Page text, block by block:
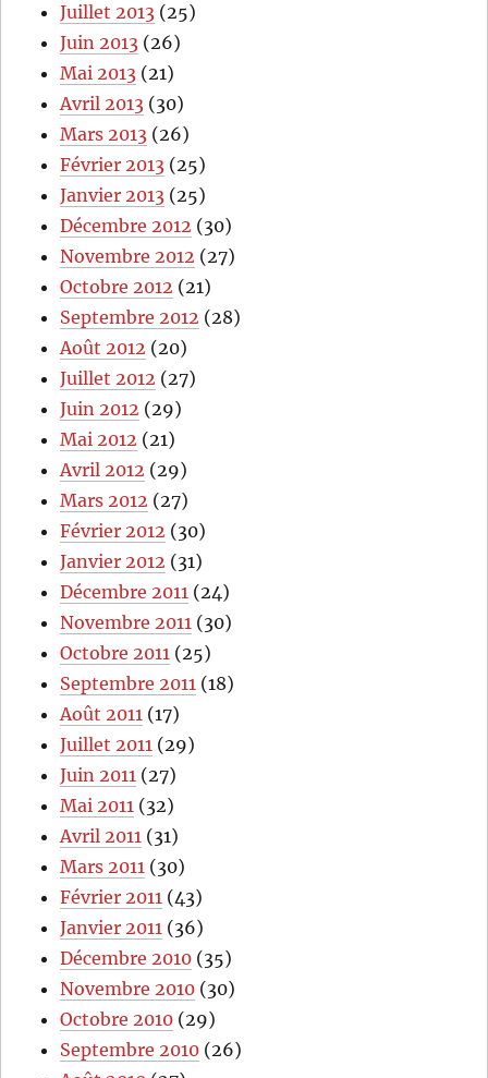
Juillet 2013 (25)
Juin 2013 (26)
Mai 2013 (21)
Avril 2013 (30)
Mars 2013 (26)
Février 2013 (25)
Janvier 2013 (25)
Décembre 2012 (30)
Novembre 2012 (27)
Octobre 2012 (21)
Septembre 2012 (28)
Août 2012 (20)
Juillet 2012 (27)
Juin 2012 (29)
Mai 2012 (21)
Avril 2012 (29)
Mars 2012 (27)
Février 2012 (30)
Janvier 2012 (31)
Décembre 2011 (24)
Novembre 2011 (30)
Octobre 2011 (25)
Septembre 2011 (18)
Août 2011 (17)
Juillet 2011 (29)
Juin 2011 (27)
Mai 2011 (32)
Avril 2011 (31)
Mars 2011 (30)
Février 2011 (43)
Janvier 2011 (36)
Décembre 2010 (35)
Novembre 2010 (30)
Octobre 2010 (29)
Septembre 2010 (26)